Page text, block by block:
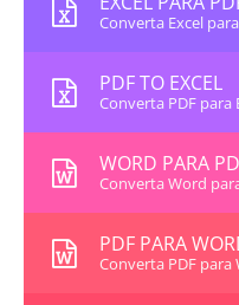
Converta Excel
PDF TO EXCEL
Converta PDF para
WORD PARA
Converta Word
PDF PARA
Converta PDF para